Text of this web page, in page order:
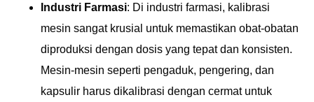
Industri Farmasi: Di industri farmasi, kalibrasi
mesin sangat krusial untuk memastikan obat-obatan
diproduksi dengan dosis yang tepat dan konsisten.
Mesin-mesin seperti pengaduk, pengering, dan
kapsulir harus dikalibrasi dengan cermat untuk